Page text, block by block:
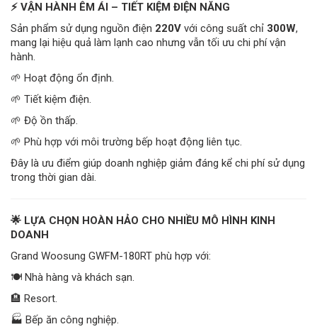
⚡ VẬN HÀNH ÊM ÁI – TIẾT KIỆM ĐIỆN NĂNG
Sản phẩm sử dụng nguồn điện 220V với công suất chỉ 300W,
mang lại hiệu quả làm lạnh cao nhưng vẫn tối ưu chi phí vận
hành.
🌱 Hoạt động ổn định.
🌱 Tiết kiệm điện.
🌱 Độ ồn thấp.
🌱 Phù hợp với môi trường bếp hoạt động liên tục.
Đây là ưu điểm giúp doanh nghiệp giảm đáng kể chi phí sử dụng
trong thời gian dài.
🌟 LỰA CHỌN HOÀN HẢO CHO NHIỀU MÔ HÌNH KINH
DOANH
Grand Woosung GWFM-180RT phù hợp với:
🍽️ Nhà hàng và khách sạn.
🏨 Resort.
🏭 Bếp ăn công nghiệp.